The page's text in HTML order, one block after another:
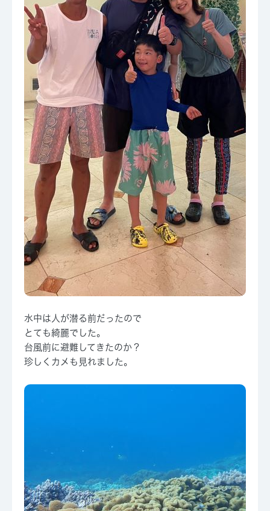
水中は人が潜る前だったので
とても綺麗でした。
台風前に避難してきたのか？
珍しくカメも見れました。